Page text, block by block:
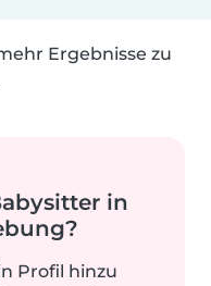
Ergebnisse zu
in
Profil hinzu